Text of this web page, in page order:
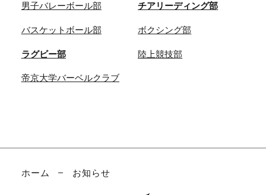
男子バレーボール部 チアリーディング部
バスケットボール部 ボクシング部
ラグビー部 陸上競技部
帝京大学バーベルクラブ
ホーム お知らせ